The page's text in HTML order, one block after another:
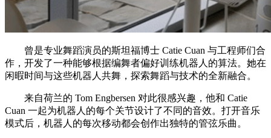
曾是专业舞蹈演员的斯坦福博士 Catie Cuan 与工程师们合
作，开发了一种能够根据编舞者偏好训练机器人的算法。她在
闲暇时间与这些机器人共舞，探索舞蹈与技术的全新融合。
来自荷兰的 Tom Engbersen 对此很感兴趣，他和 Catie
Cuan 一起为机器人的每个关节设计了不同的音效。打开音乐
模式后，机器人的每次移动都会创作出独特的管弦乐曲。